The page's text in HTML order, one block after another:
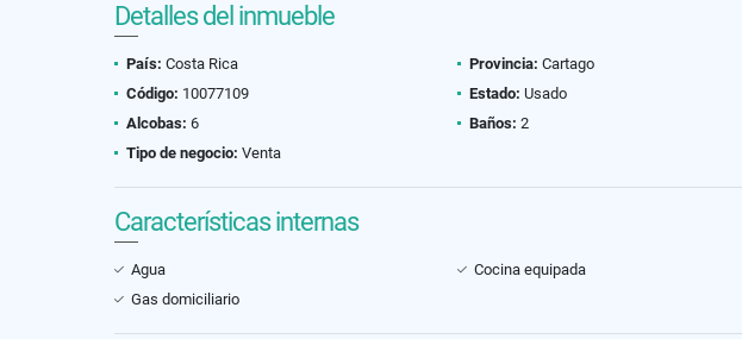
Detalles del inmueble
País: Costa Rica Provincia: Cartago
Código: 10077109 Estado: Usado
Alcobas: 6 Baños: 2
Tipo de negocio: Venta
Características internas
Agua Cocina equipada
Gas domiciliario